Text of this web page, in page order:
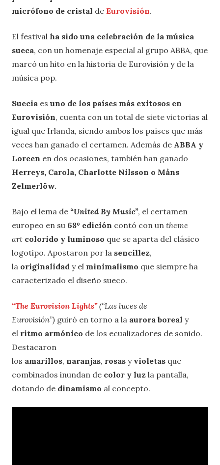
micrófono de cristal de Eurovisión.
El festival ha sido una celebración de la música
sueca, con un homenaje especial al grupo ABBA, que
marcó un hito en la historia de Eurovisión y de la
música pop.
Suecia es uno de los países más exitosos en
Eurovisión, cuenta con un total de siete victorias al
igual que Irlanda, siendo ambos los países que más
veces han ganado el certamen. Además de ABBA y
Loreen en dos ocasiones, también han ganado
Herreys, Carola, Charlotte Nilsson o Måns
Zelmerlöw.
Bajo el lema de “United By Music”, el certamen
europeo en su 68º edición contó con un theme
art colorido y luminoso que se aparta del clásico
logotipo. Apostaron por la sencillez,
la originalidad y el minimalismo que siempre ha
caracterizado el diseño sueco.
“The Eurovision Lights” (“Las luces de
Eurovisión”) guiró en torno a la aurora boreal y
el ritmo armónico de los ecualizadores de sonido.
Destacaron
los amarillos, naranjas, rosas y violetas que
combinados inundan de color y luz la pantalla,
dotando de dinamismo al concepto.